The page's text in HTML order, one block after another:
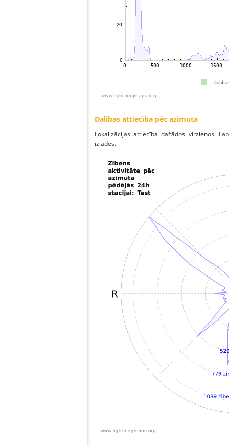
Dalības attiecība pēc azimuta
Lokalizācijas attiecība dažādos virzienos.
izlādes.